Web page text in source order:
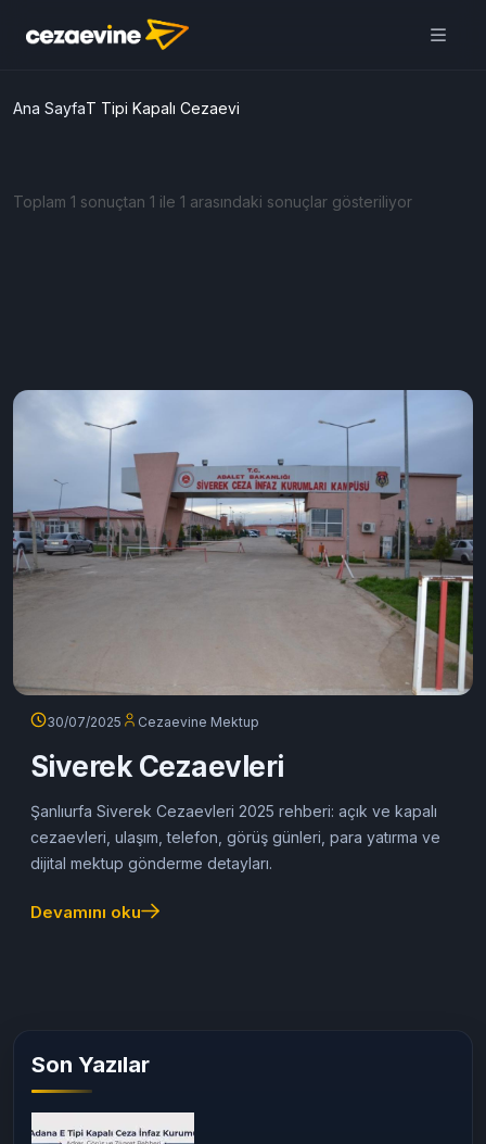
Ana SayfaT Tipi Kapalı Cezaevi
Toplam 1 sonuçtan 1 ile 1 arasındaki sonuçlar gösteriliyor
30/07/2025 Cezaevine Mektup
Siverek Cezaevleri
Şanlıurfa Siverek Cezaevleri 2025 rehberi: açık ve kapalı
cezaevleri, ulaşım, telefon, görüş günleri, para yatırma ve
dijital mektup gönderme detayları.
Devamını oku
Son Yazılar